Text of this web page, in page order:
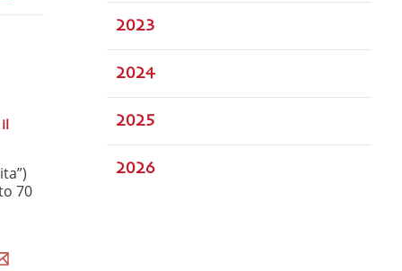
70
2023
2024
2025
2026